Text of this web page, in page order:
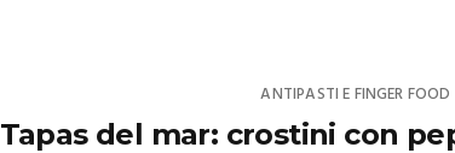
ANTIPASTI E FINGER FOOD
Tapas del mar: crostini con